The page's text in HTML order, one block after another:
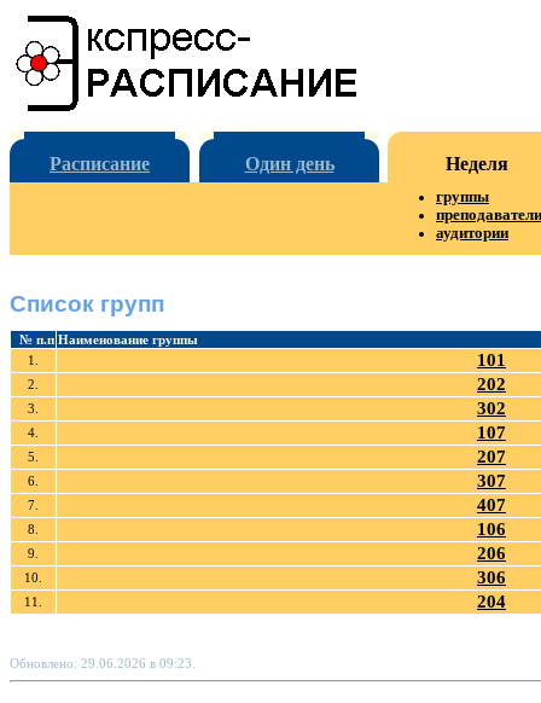
Расписание Один день Неделя
группы
преподаватели
аудитории
Список групп
№ п.п Наименование группы
1.
101
2. 202
3. 302
4. 107
5. 207
6. 307
7. 407
8. 106
9. 206
10. 306
11. 204
Обновлено: 29.06.2026 в 09:23.